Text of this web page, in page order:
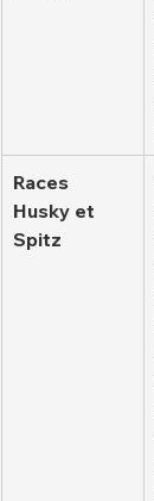
Races
Husky et
Spitz